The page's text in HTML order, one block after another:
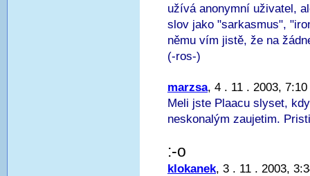
užívá anonymní uživatel,
slov jako "sarkasmus",
němu vím jistě, že na
(-ros-)
marzsa, 4 . 11 . 2003, 7:10
Meli jste Plaacu slyset,
neskonalým zaujetim.
:-o
klokanek, 3 . 11 . 2003,